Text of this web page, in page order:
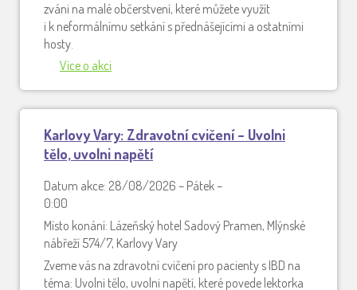
zváni na malé občerstvení, které můžete využít
i k neformálnímu setkání s přednášejícími a ostatními
hosty.
Více o akci
Karlovy Vary: Zdravotní cvičení – Uvolni
tělo, uvolni napětí
Datum akce: 28/08/2026 – Pátek –
0:00
Místo konání: Lázeňský hotel Sadový Pramen, Mlýnské
nábřeží 574/7, Karlovy Vary
Zveme vás na zdravotní cvičení pro pacienty s IBD na
téma: Uvolni tělo, uvolni napětí, které povede lektorka